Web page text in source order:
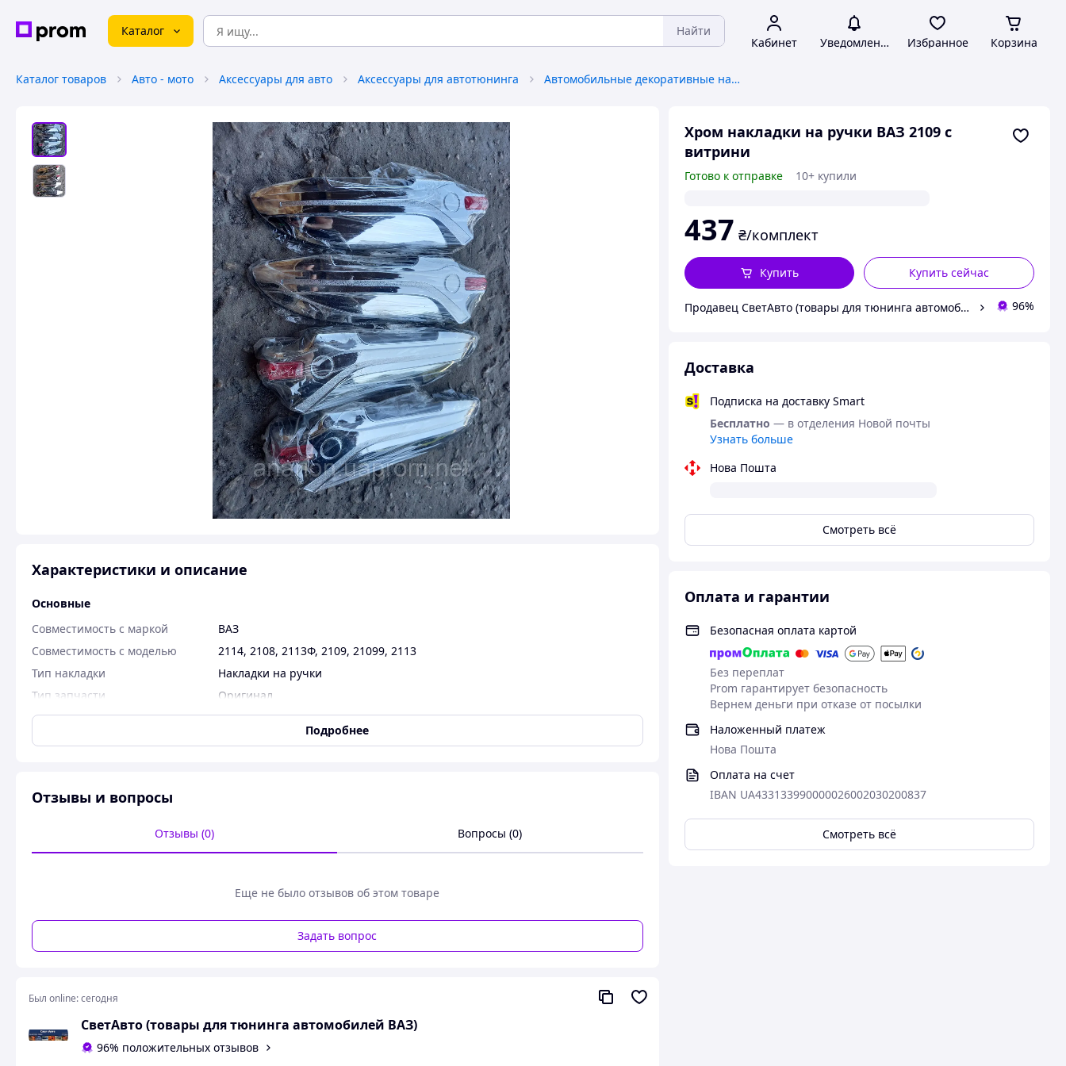
Каталог Найти
Кабинет Уведомления Избранное Корзина
Каталог товаров Авто - мото Аксессуары для авто Аксессуары для автотюнинга Автомобильные декоративные накладки
Хром накладки на ручки ВАЗ 2109 с
витрини
Готово к отправке 10+ купили
437 ₴/комплект
Купить сейчас
Купить
Продавец СветАвто (товары для тюнинга автомобилей ВАЗ) 96%
Доставка
Подписка на доставку Smart
Бесплатно — в отделения Новой почты
Узнать больше
Нова Пошта
Смотреть всё
Оплата и гарантии
Безопасная оплата картой
Без переплат
Prom гарантирует безопасность
Вернем деньги при отказе от посылки
Наложенный платеж
Нова Пошта
Оплата на счет
IBAN UA433133990000026002030200837
Смотреть всё
Характеристики и описание
Основные
Совместимость с маркой
ВАЗ
Совместимость с моделью
2114, 2108, 2113Ф, 2109, 21099, 2113
Тип накладки
Накладки на ручки
Тип запчасти
Оригинал
Материал
ABS-пластик
Цвет
Пользовательские характеристики
2004-2013, ВАЗ 2114 2001-2013
Накладки на ручки на ВАЗ 2109 в хроме,отличного качества (пластиковые).с витрини
В комплекте 4 штуки.
Подробнее
Отзывы и вопросы
Отзывы (0) Вопросы (0)
Еще не было отзывов об этом товаре
Задать вопрос
Был online:сегодня
СветАвто (товары для тюнинга автомобилей ВАЗ)
96% положительных отзывов